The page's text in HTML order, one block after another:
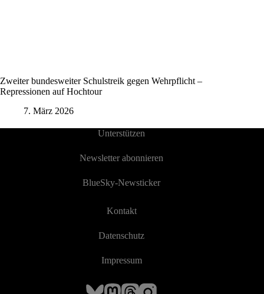
Zweiter bundesweiter Schulstreik gegen Wehrpflicht –
Repressionen auf Hochtour
7. März 2026
Unterstützen
Newsletter abonnieren
BlueSky-Newsticker
Kontakt
Datenschutz
Impressum